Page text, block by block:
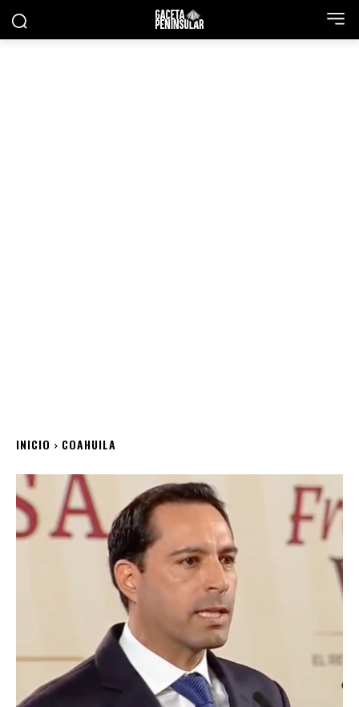
INICIO COAHUILA